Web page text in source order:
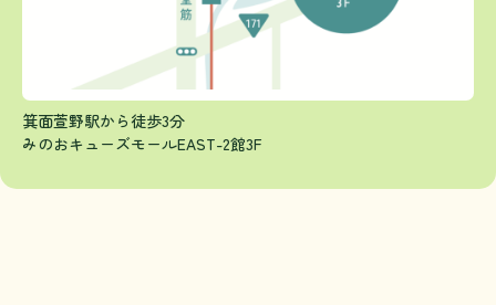
箕面萱野駅から徒歩3分
みのおキューズモールEAST-2館3F